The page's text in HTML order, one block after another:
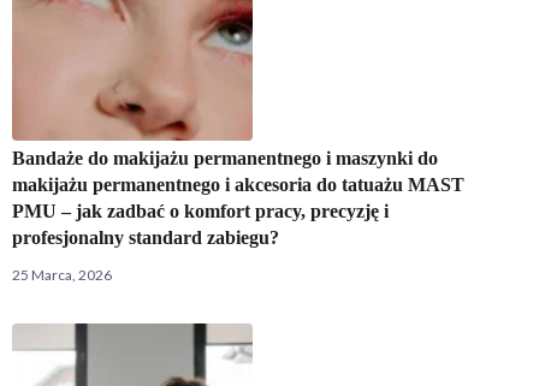
Bandaże do makijażu permanentnego i maszynki do
makijażu permanentnego i akcesoria do tatuażu MAST
PMU – jak zadbać o komfort pracy, precyzję i
profesjonalny standard zabiegu?
25 Marca, 2026